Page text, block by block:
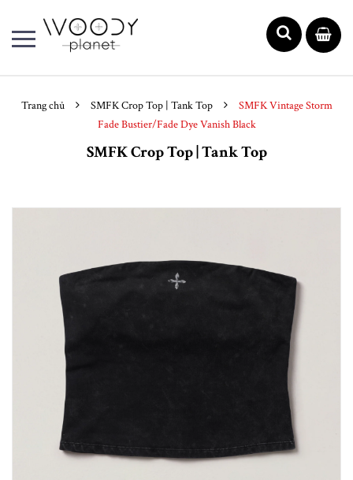
Trang chủ SMFK Crop Top | Tank Top
SMFK Vintage Storm
Fade Bustier/Fade Dye Vanish Black
SMFK Crop Top | Tank Top